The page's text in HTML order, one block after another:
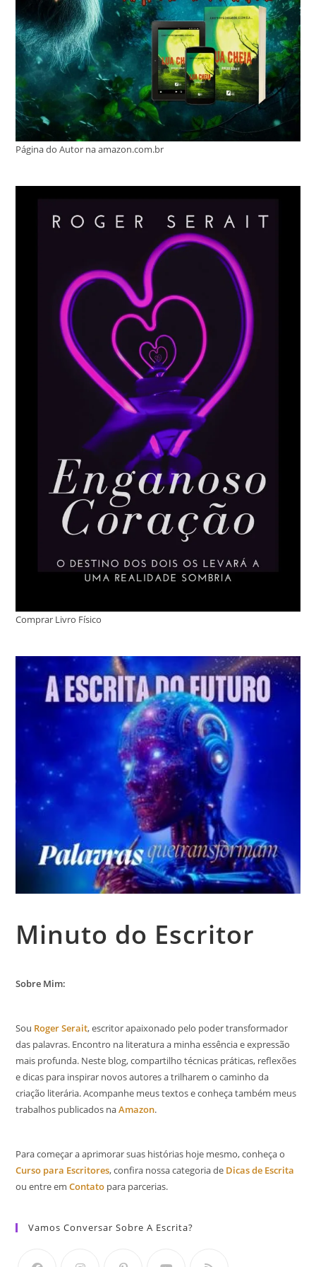
Página do Autor na amazon.com.br
Comprar Livro Físico
Minuto do Escritor
Sobre Mim:
Sou Roger Serait, escritor apaixonado pelo poder transformador
das palavras. Encontro na literatura a minha essência e expressão
mais profunda. Neste blog, compartilho técnicas práticas, reflexões
e dicas para inspirar novos autores a trilharem o caminho da
criação literária. Acompanhe meus textos e conheça também meus
trabalhos publicados naAmazon.
Para começar a aprimorar suas histórias hoje mesmo, conheça o
Curso para Escritores, confira nossa categoria de Dicas de Escrita
ou entre emContato para parcerias.
Vamos Conversar Sobre A Escrita?